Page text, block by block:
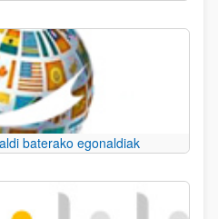
baterako egonaldiak